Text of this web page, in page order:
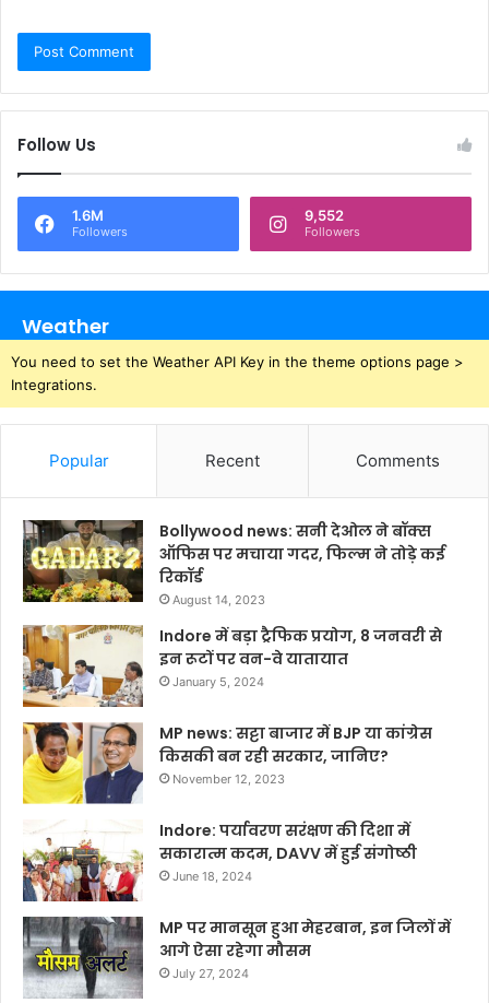
Follow Us
1.6M
Followers
9,552
Followers
Weather
You need to set the Weather API Key in the theme options page >
Integrations.
Popular Recent Comments
Bollywood news: सनी देओल ने बॉक्स
ऑफिस पर मचाया गदर, फिल्म ने तोड़े कई
रिकॉर्ड
August 14, 2023
Indore में बड़ा ट्रैफिक प्रयोग, 8 जनवरी से
इन रूटों पर वन-वे यातायात
January 5, 2024
MP news: सट्टा बाजार में BJP या कांग्रेस
किसकी बन रही सरकार, जानिए?
November 12, 2023
Indore: पर्यावरण सरंक्षण की दिशा में
सकारात्म कदम, DAVV में हुई संगोष्ठी
June 18, 2024
MP पर मानसून हुआ मेहरबान, इन जिलों में
आगे ऐसा रहेगा मौसम
July 27, 2024